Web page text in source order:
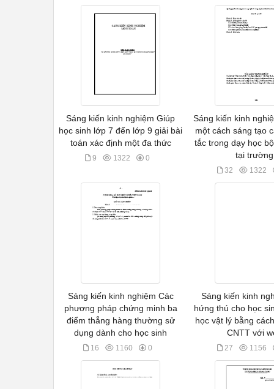
Sáng kiến kinh nghiệm Giúp
học sinh lớp 7 đến lớp 9 giải bài
toán xác định một đa thức
9 1322 0
Sáng kiến kinh
một cách sáng tạo
tắc trong dạy học
tại trường
32 1322
Sáng kiến kinh nghiệm Các
phương pháp chứng minh ba
điểm thẳng hàng thường sử
dụng dành cho học sinh
16 1160 0
Sáng kiến kinh
hứng thú cho học
học vật lý bằng
CNTT với
27 1156